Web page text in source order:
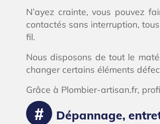
N’ayez crainte, vous pouvez
contactés sans interruption,
fil.
Nous disposons de tout le
changer certains éléments
Grâce à Plombier-artisan.fr,
Dépannage,